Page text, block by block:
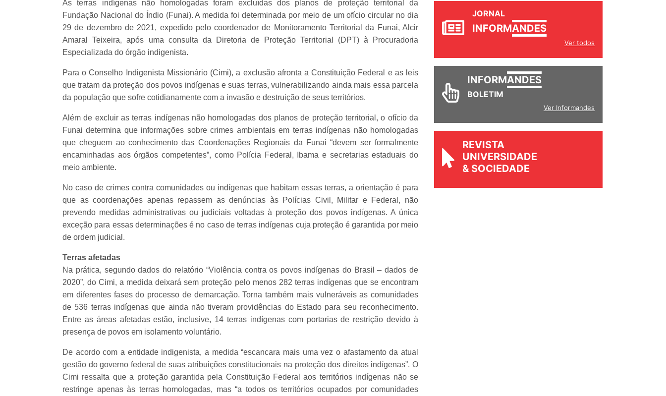
As terras indígenas não homologadas foram excluídas dos planos de proteção territorial da
Fundação Nacional do Índio (Funai). A medida foi determinada por meio de um ofício circular no dia
29 de dezembro de 2021, expedido pelo coordenador de Monitoramento Territorial da Funai, Alcir
Amaral Teixeira, após uma consulta da Diretoria de Proteção Territorial (DPT) à Procuradoria
Especializada do órgão indigenista.
Para o Conselho Indigenista Missionário (Cimi), a exclusão afronta a Constituição Federal e as leis
que tratam da proteção dos povos indígenas e suas terras, vulnerabilizando ainda mais essa parcela
da população que sofre cotidianamente com a invasão e destruição de seus territórios.
Além de excluir as terras indígenas não homologadas dos planos de proteção territorial, o ofício da
Funai determina que informações sobre crimes ambientais em terras indígenas não homologadas
que cheguem ao conhecimento das Coordenações Regionais da Funai “devem ser formalmente
encaminhadas aos órgãos competentes”, como Polícia Federal, Ibama e secretarias estaduais do
meio ambiente.
No caso de crimes contra comunidades ou indígenas que habitam essas terras, a orientação é para
que as coordenações apenas repassem as denúncias às Polícias Civil, Militar e Federal, não
prevendo medidas administrativas ou judiciais voltadas à proteção dos povos indígenas. A única
exceção para essas determinações é no caso de terras indígenas cuja proteção é garantida por meio
de ordem judicial.
Terras afetadas
Na prática, segundo dados do relatório “Violência contra os povos indígenas do Brasil – dados de
2020”, do Cimi, a medida deixará sem proteção pelo menos 282 terras indígenas que se encontram
em diferentes fases do processo de demarcação. Torna também mais vulneráveis as comunidades
de 536 terras indígenas que ainda não tiveram providências do Estado para seu reconhecimento.
Entre as áreas afetadas estão, inclusive, 14 terras indígenas com portarias de restrição devido à
presença de povos em isolamento voluntário.
De acordo com a entidade indigenista, a medida “escancara mais uma vez o afastamento da atual
gestão do governo federal de suas atribuições constitucionais na proteção dos direitos indígenas”. O
Cimi ressalta que a proteção garantida pela Constituição Federal aos territórios indígenas não se
restringe apenas às terras homologadas, mas “a todos os territórios ocupados por comunidades
JORNAL
Ver todos
INFORM
Ver Informandes
REVISTA
UNIVERSIDADE